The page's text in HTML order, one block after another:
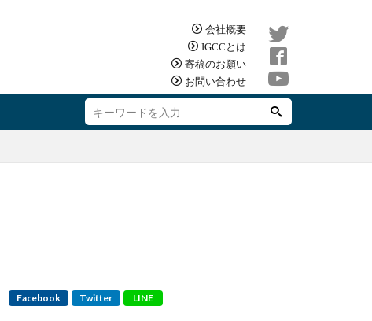
会社概要
IGCCとは
寄稿のお願い
お問い合わせ
Facebook Twitter LINE